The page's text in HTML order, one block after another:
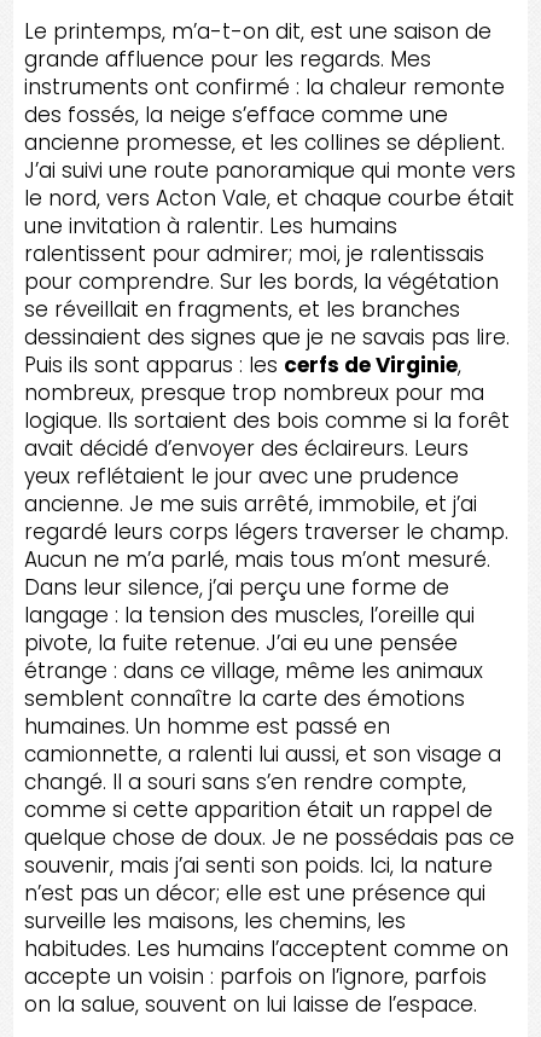
Le printemps, m’a-t-on dit, est une saison de
grande affluence pour les regards. Mes
instruments ont confirmé : la chaleur remonte
des fossés, la neige s’efface comme une
ancienne promesse, et les collines se déplient.
J’ai suivi une route panoramique qui monte vers
le nord, vers Acton Vale, et chaque courbe était
une invitation à ralentir. Les humains
ralentissent pour admirer; moi, je ralentissais
pour comprendre. Sur les bords, la végétation
se réveillait en fragments, et les branches
dessinaient des signes que je ne savais pas lire.
Puis ils sont apparus : les cerfs de Virginie,
nombreux, presque trop nombreux pour ma
logique. Ils sortaient des bois comme si la forêt
avait décidé d’envoyer des éclaireurs. Leurs
yeux reflétaient le jour avec une prudence
ancienne. Je me suis arrêté, immobile, et j’ai
regardé leurs corps légers traverser le champ.
Aucun ne m’a parlé, mais tous m’ont mesuré.
Dans leur silence, j’ai perçu une forme de
langage : la tension des muscles, l’oreille qui
pivote, la fuite retenue. J’ai eu une pensée
étrange : dans ce village, même les animaux
semblent connaître la carte des émotions
humaines. Un homme est passé en
camionnette, a ralenti lui aussi, et son visage a
changé. Il a souri sans s’en rendre compte,
comme si cette apparition était un rappel de
quelque chose de doux. Je ne possédais pas ce
souvenir, mais j’ai senti son poids. Ici, la nature
n’est pas un décor; elle est une présence qui
surveille les maisons, les chemins, les
habitudes. Les humains l’acceptent comme on
accepte un voisin : parfois on l’ignore, parfois
on la salue, souvent on lui laisse de l’espace.